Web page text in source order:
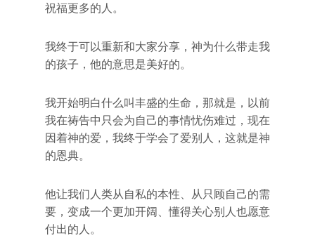
祝福更多的人。
我终于可以重新和大家分享，神为什么带走我
的孩子，他的意思是美好的。
我开始明白什么叫丰盛的生命，那就是，以前
我在祷告中只会为自己的事情忧伤难过，现在
因着神的爱，我终于学会了爱别人，这就是神
的恩典。
他让我们人类从自私的本性、从只顾自己的需
要，变成一个更加开阔、懂得关心别人也愿意
付出的人。